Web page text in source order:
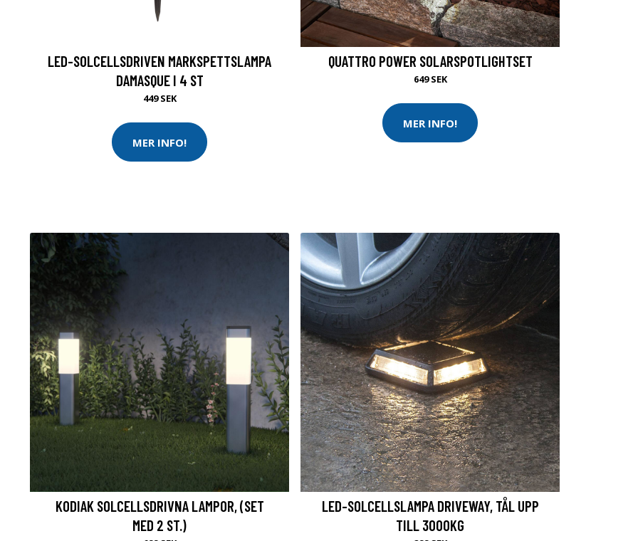
LED-SOLCELLSDRIVEN MARKSPETTSLAMPA
DAMASQUE I 4 ST
449 SEK
MER INFO!
QUATTRO POWER SOLARSPOTLIGHTSET
649 SEK
MER INFO!
KODIAK SOLCELLSDRIVNA LAMPOR, (SET
MED 2 ST.)
LED-SOLCELLSLAMPA DRIVEWAY, TÅL UPP
TILL 3000KG